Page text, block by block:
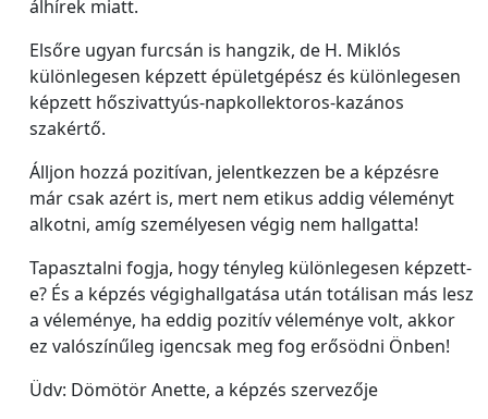
álhírek miatt.
Elsőre ugyan furcsán is hangzik, de H. Miklós
különlegesen képzett épületgépész és különlegesen
képzett hőszivattyús-napkollektoros-kazános
szakértő.
Álljon hozzá pozitívan, jelentkezzen be a képzésre
már csak azért is, mert nem etikus addig véleményt
alkotni, amíg személyesen végig nem hallgatta!
Tapasztalni fogja, hogy tényleg különlegesen képzett-
e? És a képzés végighallgatása után totálisan más lesz
a véleménye, ha eddig pozitív véleménye volt, akkor
ez valószínűleg igencsak meg fog erősödni Önben!
Üdv: Dömötör Anette, a képzés szervezője